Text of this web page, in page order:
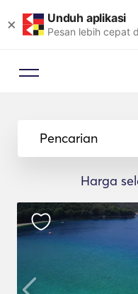
× Unduh aplikasi
Pesan lebih cepat
Pencarian
Harga